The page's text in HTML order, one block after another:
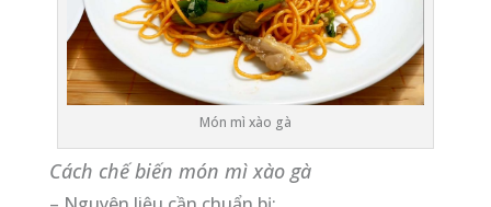
Món mì xào gà
Cách chế biến món mì xào gà